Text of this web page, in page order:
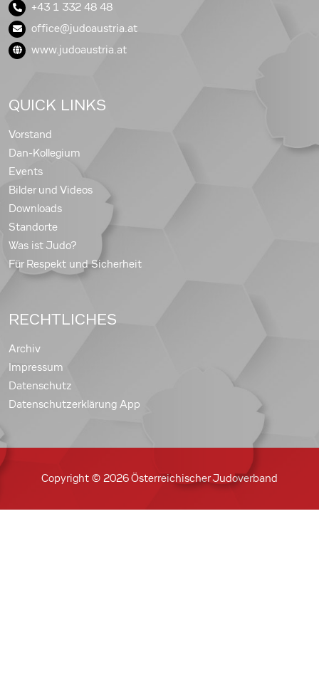
+43 1 332 48 48
office@judoaustria.at
www.judoaustria.at
QUICK LINKS
Vorstand
Dan-Kollegium
Events
Bilder und Videos
Downloads
Standorte
Was ist Judo?
Für Respekt und Sicherheit
RECHTLICHES
Archiv
Impressum
Datenschutz
Datenschutzerklärung App
Copyright © 2026 Österreichischer Judoverband